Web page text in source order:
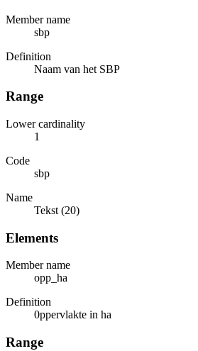
Member name
sbp
Definition
Naam van het SBP
Range
Lower cardinality
1
Code
sbp
Name
Tekst (20)
Elements
Member name
opp_ha
Definition
0ppervlakte in ha
Range